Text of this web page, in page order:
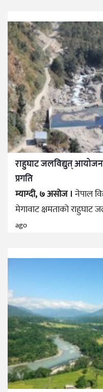
राहुघाट जलविद्युत्
प्रगति
म्याग्दी, ७ असोज ।नेपाल
मेगावाट क्षमताको राहुघाट
ago